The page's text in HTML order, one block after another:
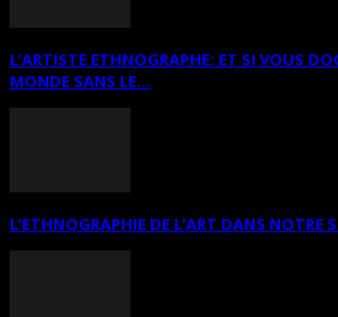
L’ARTISTE ETHNOGRAPHE: ET SI VOUS
MONDE SANS LE...
L’ETHNOGRAPHIE DE L’ART DANS NOTRE